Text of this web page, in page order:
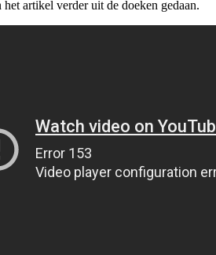
artikel verder uit de doeken gedaan.